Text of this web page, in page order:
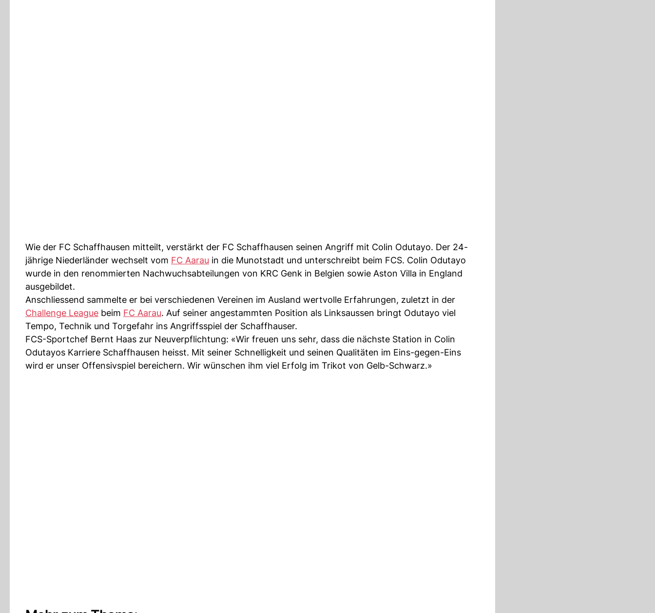
Wie der FC Schaffhausen mitteilt, verstärkt der FC Schaffhausen seinen Angriff mit Colin Odutayo. Der 24-
jährige Niederländer wechselt vom FC Aarau in die Munotstadt und unterschreibt beim FCS. Colin Odutayo
wurde in den renommierten Nachwuchsabteilungen von KRC Genk in Belgien sowie Aston Villa in England
ausgebildet.
Anschliessend sammelte er bei verschiedenen Vereinen im Ausland wertvolle Erfahrungen, zuletzt in der
Challenge League beim FC Aarau. Auf seiner angestammten Position als Links­aussen bringt Odutayo viel
Tempo, Technik und Torgefahr ins Angriffsspiel der Schaffhauser.
FCS-Sportchef Bernt Haas zur Neuverpflichtung: «Wir freuen uns sehr, dass die nächste Station in Colin
Odutayos Karriere Schaffhausen heisst. Mit seiner Schnelligkeit und seinen Qualitäten im Eins-gegen-Eins
wird er unser Offensivspiel bereichern. Wir wünschen ihm viel Erfolg im Trikot von Gelb-Schwarz.»